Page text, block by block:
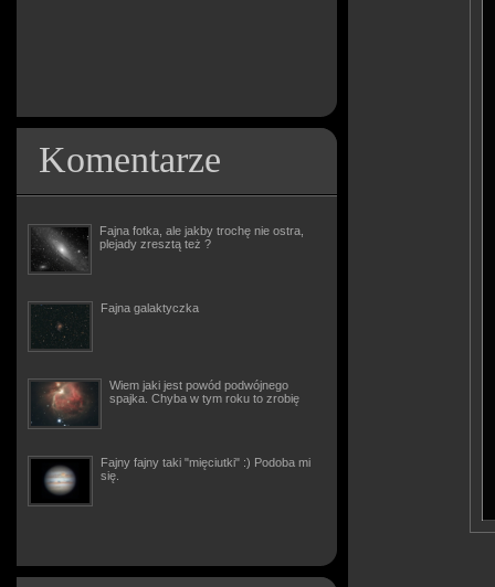
Komentarze
Fajna fotka, ale jakby trochę nie ostra,
plejady zresztą też ?
Fajna galaktyczka
Wiem jaki jest powód podwójnego
spajka. Chyba w tym roku to zrobię
Fajny fajny taki "mięciutki" :) Podoba mi
się.